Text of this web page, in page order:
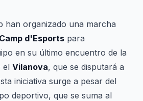
han organizado una marcha
Camp d'Esports para
en su último encuentro de la
el Vilanova, que se disputará a
iniciativa surge a pesar del
deportivo, que se suma al